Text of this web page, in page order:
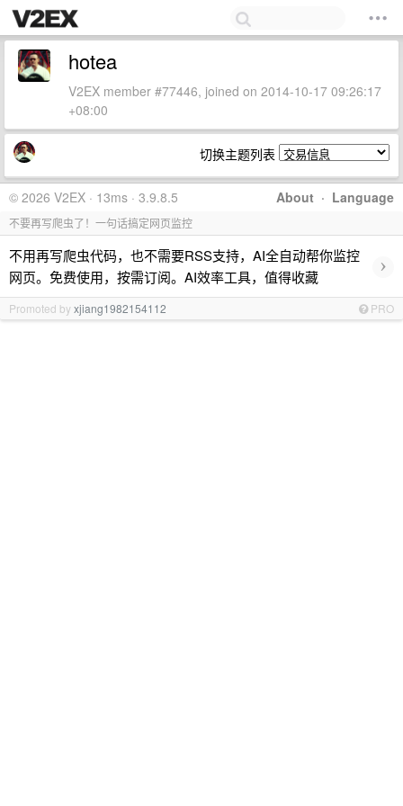
hotea
V2EX member #77446, joined on 2014-10-17 09:26:17
+08:00
切换主题列表
About · Language
© 2026 V2EX · 13ms · 3.9.8.5
不要再写爬虫了！一句话搞定网页监控
不用再写爬虫代码，也不需要RSS支持，AI全自动帮你监控
网页。免费使用，按需订阅。AI效率工具，值得收藏
›
Promoted byxjiang1982154112 PRO